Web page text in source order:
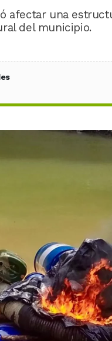
afectar una
del municipio.